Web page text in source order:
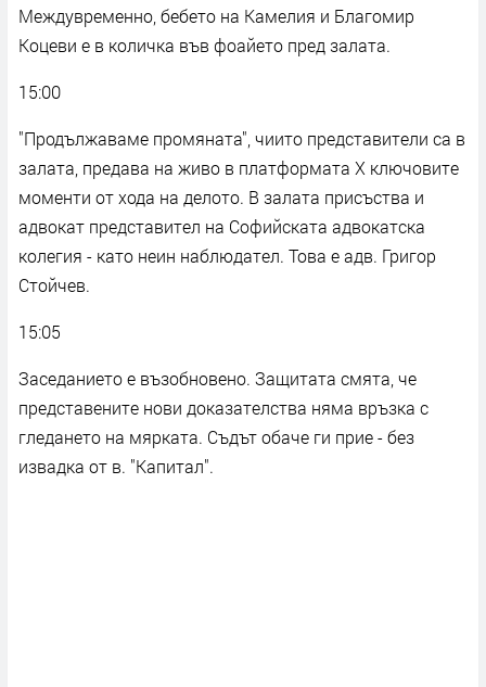
Междувременно, бебето на Камелия и Благомир
Коцеви е в количка във фоайето пред залата.
15:00
"Продължаваме промяната", чиито представители са в
залата, предава на живо в платформата X ключовите
моменти от хода на делото. В залата присъства и
адвокат представител на Софийската адвокатска
колегия - като неин наблюдател. Това е адв. Григор
Стойчев.
15:05
Заседанието е възобновено. Защитата смята, че
представените нови доказателства няма връзка с
гледането на мярката. Съдът обаче ги прие - без
извадка от в. "Капитал".